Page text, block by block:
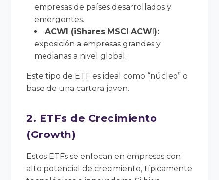
empresas de países desarrollados y
emergentes.
ACWI (iShares MSCI ACWI):
exposición a empresas grandes y
medianas a nivel global.
Este tipo de ETF es ideal como “núcleo” o
base de una cartera joven.
2. ETFs de Crecimiento
(Growth)
Estos ETFs se enfocan en empresas con
alto potencial de crecimiento, típicamente